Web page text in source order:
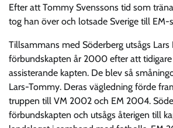
Efter att Tommy Svenssons tid som
tog han över och lotsade Sverige till
Tillsammans med Söderberg utsågs Lars
förbundskapten år 2000 efter att
assisterande kapten. De blev så
Lars-Tommy. Deras vägledning förde
truppen till VM 2002 och EM 2004.
förbundskapten och utsågs återigen till